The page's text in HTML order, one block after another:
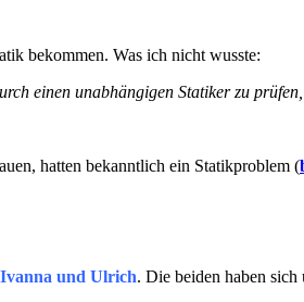
bekommen. Was ich nicht wusste:
einen unabhängigen Statiker zu
hatten bekanntlich ein Statikproblem (
Ivanna und Ulrich. Die beiden haben